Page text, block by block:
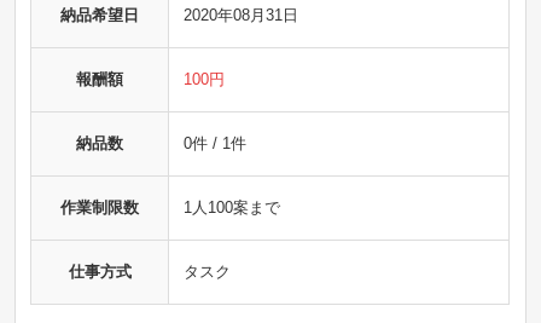
納品希望日 2020年08月31日
報酬額 100円
納品数 0件 / 1件
作業制限数 1人100案まで
仕事方式 タスク